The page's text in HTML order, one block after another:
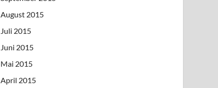
August 2015
Juli 2015
Juni 2015
Mai 2015
April 2015